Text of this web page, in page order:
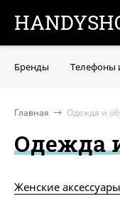
Бренды Телефоны
Главная Одежда и
Одежда
Женские аксессуары